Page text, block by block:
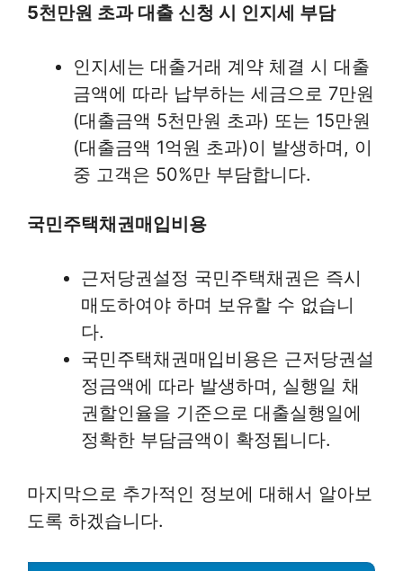
5천만원 초과 대출 신청 시 인지세 부담
인지세는 대출거래 계약 체결 시 대출
금액에 따라 납부하는 세금으로 7만원
(대출금액 5천만원 초과) 또는 15만원
(대출금액 1억원 초과)이 발생하며, 이
중 고객은 50%만 부담합니다.
국민주택채권매입비용
근저당권설정 국민주택채권은 즉시
매도하여야 하며 보유할 수 없습니
다.
국민주택채권매입비용은 근저당권설
정금액에 따라 발생하며, 실행일 채
권할인율을 기준으로 대출실행일에
정확한 부담금액이 확정됩니다.
마지막으로 추가적인 정보에 대해서 알아보
도록 하겠습니다.